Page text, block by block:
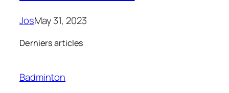
JosMay 31, 2023
Derniers articles
Badminton